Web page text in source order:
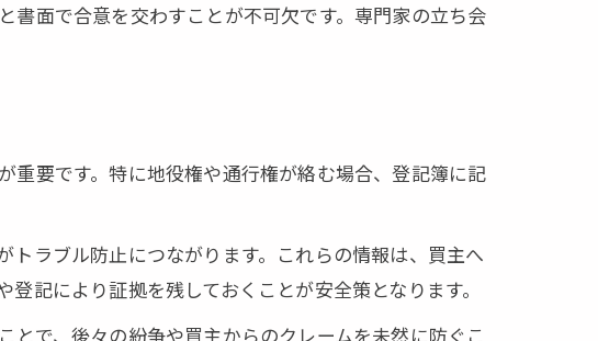
書面で合意を交わすことが不可欠です。専門家の立ち会
要です。特に地役権や通行権が絡む場合、登記簿に記
ラブル防止につながります。これらの情報は、買主へ
記により証拠を残しておくことが安全策となります。
で、後々の紛争や買主からのクレームを未然に防ぐこ